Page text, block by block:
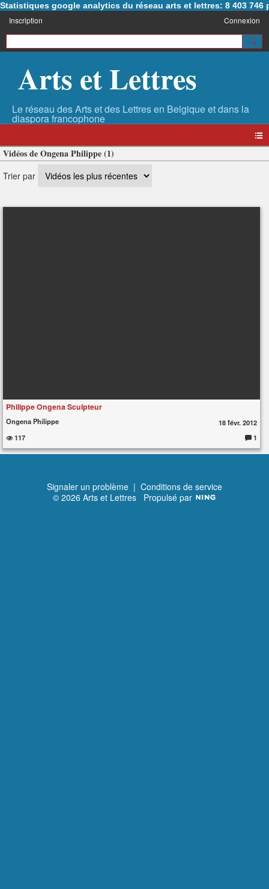
Statistiques google analytics du réseau arts et lettres: 8 403 746
Inscription Connexion
Arts et Lettres
Vidéos de Ongena Philippe (1)
Trier par
Philippe Ongena Sculpteur
Ongena Philippe
18 févr. 2012
117
1
Signaler un problème | Conditions de service
© 2026 Arts et Lettres Propulsé par